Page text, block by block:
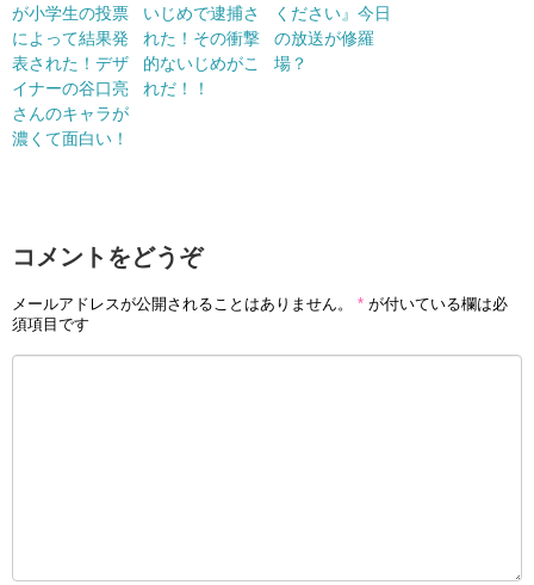
が小学生の投票
によって結果発
表された！デザ
イナーの谷口亮
さんのキャラが
濃くて面白い！
いじめで逮捕さ
れた！その衝撃
的ないじめがこ
れだ！！
ください』今日
の放送が修羅
場？
コメントをどうぞ
メールアドレスが公開されることはありません。 * が付いている欄は必
須項目です